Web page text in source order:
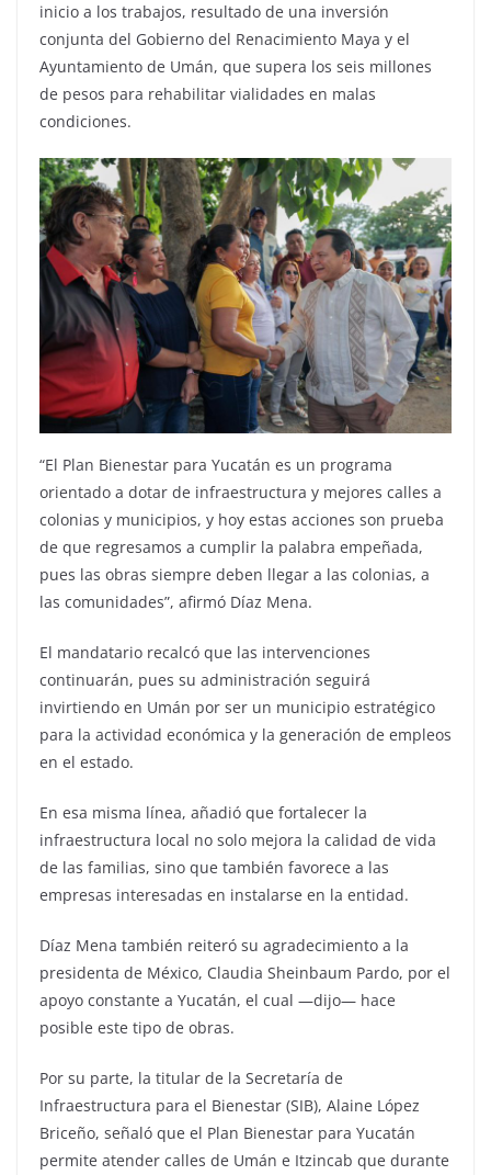
inicio a los trabajos, resultado de una inversión
conjunta del Gobierno del Renacimiento Maya y el
Ayuntamiento de Umán, que supera los seis millones
de pesos para rehabilitar vialidades en malas
condiciones.
“El Plan Bienestar para Yucatán es un programa
orientado a dotar de infraestructura y mejores calles a
colonias y municipios, y hoy estas acciones son prueba
de que regresamos a cumplir la palabra empeñada,
pues las obras siempre deben llegar a las colonias, a
las comunidades”, afirmó Díaz Mena.
El mandatario recalcó que las intervenciones
continuarán, pues su administración seguirá
invirtiendo en Umán por ser un municipio estratégico
para la actividad económica y la generación de empleos
en el estado.
En esa misma línea, añadió que fortalecer la
infraestructura local no solo mejora la calidad de vida
de las familias, sino que también favorece a las
empresas interesadas en instalarse en la entidad.
Díaz Mena también reiteró su agradecimiento a la
presidenta de México, Claudia Sheinbaum Pardo, por el
apoyo constante a Yucatán, el cual —dijo— hace
posible este tipo de obras.
Por su parte, la titular de la Secretaría de
Infraestructura para el Bienestar (SIB), Alaine López
Briceño, señaló que el Plan Bienestar para Yucatán
permite atender calles de Umán e Itzincab que durante